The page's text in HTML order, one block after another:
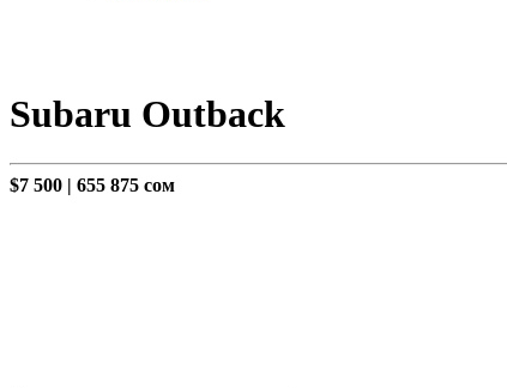
Subaru Outback
$7 500 | 655 875 сом